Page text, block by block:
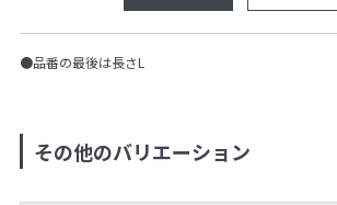
●品番の最後は長さL
その他のバリエーション